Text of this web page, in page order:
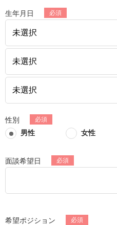
製作プロデューサー
■面談方法
■面談までの流れ
下記応募するボタンよりフォ
（【質問事項】に予め聞きた
ーズに面談を進められます）
弊社から3営業日以内にご連絡
す。
■トムスからのメッセージ
「アニメを好きな気持ち」「
生年月日
性別
男性
女性
面談希望日
希望ポジション